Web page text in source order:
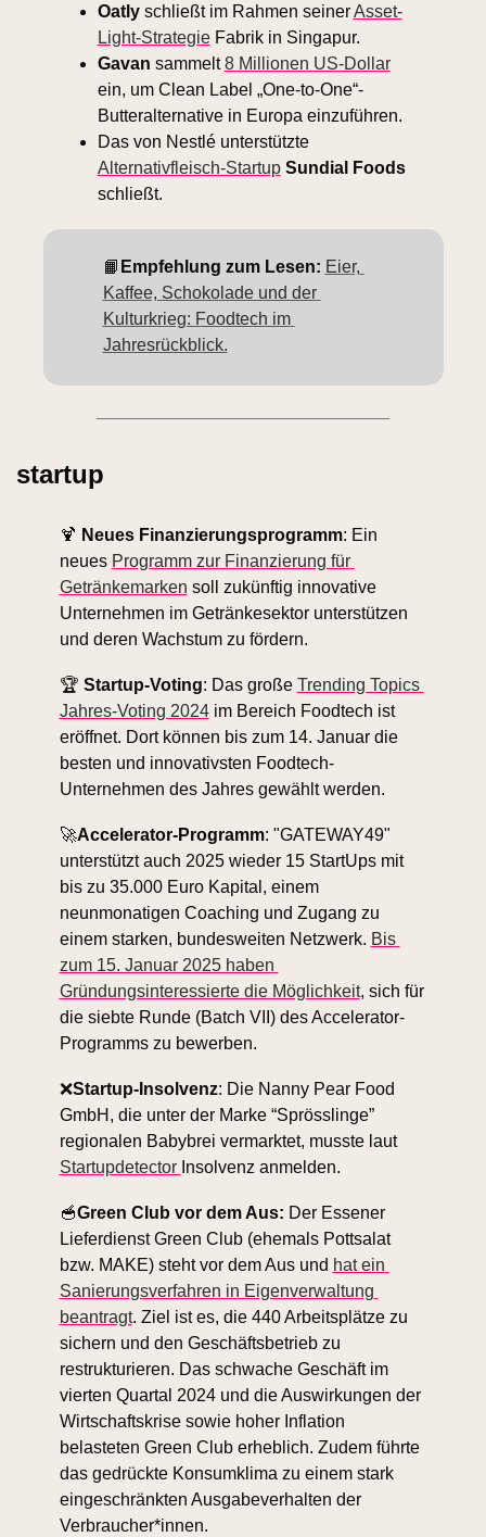
Oatly schließt im Rahmen seiner Asset-
Light-Strategie Fabrik in Singapur.
Gavan sammelt 8 Millionen US-Dollar
ein, um Clean Label „One-to-One“-
Butteralternative in Europa einzuführen.
Das von Nestlé unterstützte
Alternativfleisch-Startup Sundial Foods
schließt.
📙 Empfehlung zum Lesen: Eier,
Kaffee, Schokolade und der
Kulturkrieg: Foodtech im
Jahresrückblick.
startup
🍹 Neues Finanzierungsprogramm: Ein
neues Programm zur Finanzierung für
Getränkemarken soll zukünftig innovative
Unternehmen im Getränkesektor unterstützen
und deren Wachstum zu fördern.
🏆 Startup-Voting: Das große Trending Topics
Jahres-Voting 2024 im Bereich Foodtech ist
eröffnet. Dort können bis zum 14. Januar die
besten und innovativsten Foodtech-
Unternehmen des Jahres gewählt werden.
🚀Accelerator-Programm: "GATEWAY49"
unterstützt auch 2025 wieder 15 StartUps mit
bis zu 35.000 Euro Kapital, einem
neunmonatigen Coaching und Zugang zu
einem starken, bundesweiten Netzwerk. Bis
zum 15. Januar 2025 haben
Gründungsinteressierte die Möglichkeit, sich für
die siebte Runde (Batch VII) des Accelerator-
Programms zu bewerben.
❌Startup-Insolvenz: Die Nanny Pear Food
GmbH, die unter der Marke “Sprösslinge”
regionalen Babybrei vermarktet, musste laut
Startupdetector Insolvenz anmelden.
🥣Green Club vor dem Aus: Der Essener
Lieferdienst Green Club (ehemals Pottsalat
bzw. MAKE) steht vor dem Aus und hat ein
Sanierungsverfahren in Eigenverwaltung
beantragt. Ziel ist es, die 440 Arbeitsplätze zu
sichern und den Geschäftsbetrieb zu
restrukturieren. Das schwache Geschäft im
vierten Quartal 2024 und die Auswirkungen der
Wirtschaftskrise sowie hoher Inflation
belasteten Green Club erheblich. Zudem führte
das gedrückte Konsumklima zu einem stark
eingeschränkten Ausgabeverhalten der
Verbraucher*innen.